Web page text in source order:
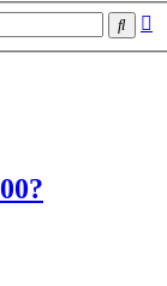
Buscar